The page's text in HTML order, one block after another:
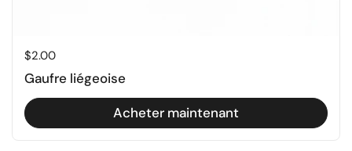
Prix régulier
$2.00
Gaufre liégeoise
Acheter maintenant